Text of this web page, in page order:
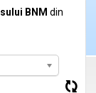
BNM din